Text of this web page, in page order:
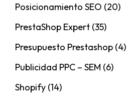
Posicionamiento SEO (20)
PrestaShop Expert (35)
Presupuesto Prestashop (4)
Publicidad PPC – SEM (6)
Shopify (14)